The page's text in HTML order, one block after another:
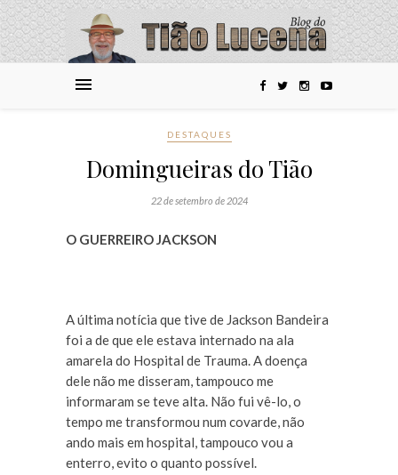
DESTAQUES
Domingueiras do Tião
22 de setembro de 2024
O GUERREIRO JACKSON
A última notícia que tive de Jackson Bandeira
foi a de que ele estava internado na ala
amarela do Hospital de Trauma. A doença
dele não me disseram, tampouco me
informaram se teve alta. Não fui vê-lo, o
tempo me transformou num covarde, não
ando mais em hospital, tampouco vou a
enterro, evito o quanto possível.